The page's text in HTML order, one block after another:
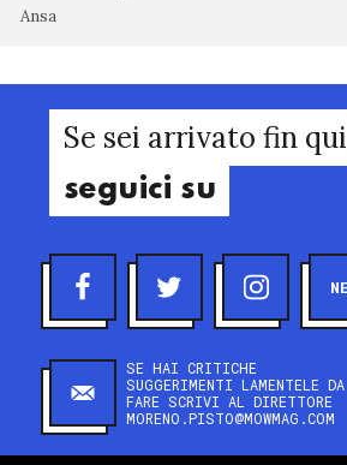
Ansa
Se sei arrivato fin qui
seguici su
SE HAI CRITICHE
SUGGERIMENTI LAMENTELE DA
FARE SCRIVI AL DIRETTORE
MORENO.PISTO@MOWMAG.COM